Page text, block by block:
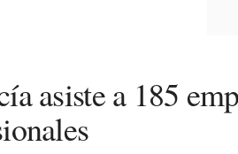
asiste a 185